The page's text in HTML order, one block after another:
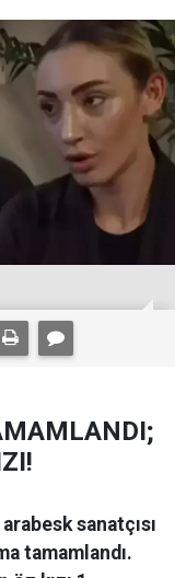
sanatçısı
tamamlandı.